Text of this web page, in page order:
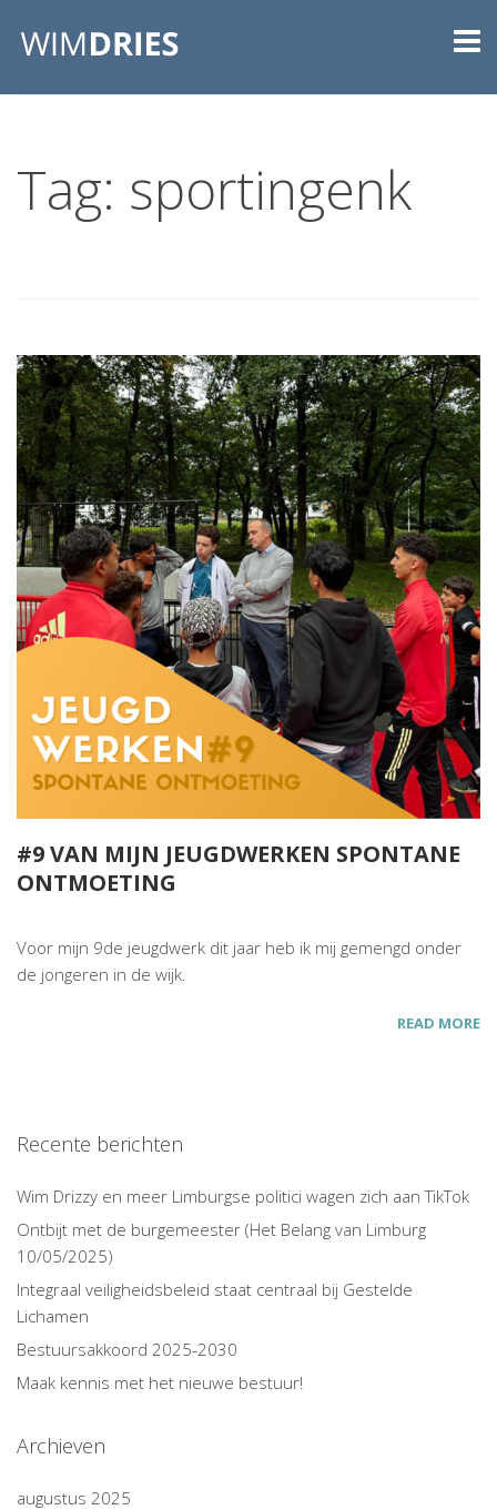
Tag: sportingenk
#9 VAN MIJN JEUGDWERKEN SPONTANE
ONTMOETING
Voor mijn 9de jeugdwerk dit jaar heb ik mij gemengd onder
de jongeren in de wijk.
READ MORE
Recente berichten
Wim Drizzy en meer Limburgse politici wagen zich aan TikTok
Ontbijt met de burgemeester (Het Belang van Limburg
10/05/2025)
Integraal veiligheidsbeleid staat centraal bij Gestelde
Lichamen
Bestuursakkoord 2025-2030
Maak kennis met het nieuwe bestuur!
Archieven
augustus 2025